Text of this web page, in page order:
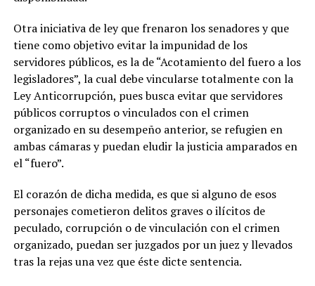
Otra iniciativa de ley que frenaron los senadores y que
tiene como objetivo evitar la impunidad de los
servidores públicos, es la de “Acotamiento del fuero a los
legisladores”, la cual debe vincularse totalmente con la
Ley Anticorrupción, pues busca evitar que servidores
públicos corruptos o vinculados con el crimen
organizado en su desempeño anterior, se refugien en
ambas cámaras y puedan eludir la justicia amparados en
el “fuero”.
El corazón de dicha medida, es que si alguno de esos
personajes cometieron delitos graves o ilícitos de
peculado, corrupción o de vinculación con el crimen
organizado, puedan ser juzgados por un juez y llevados
tras la rejas una vez que éste dicte sentencia.